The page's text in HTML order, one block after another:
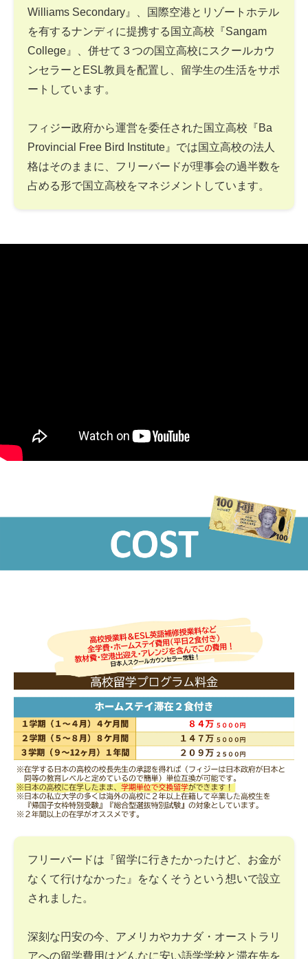
Williams Secondary』、国際空港とリゾートホテル
を有するナンディに提携する国立高校『Sangam
College』、併せて３つの国立高校にスクールカウ
ンセラーとESL教員を配置し、留学生の生活をサポ
ートしています。
フィジー政府から運営を委任された国立高校『Ba
Provincial Free Bird Institute』では国立高校の法人
格はそのままに、フリーバードが理事会の過半数を
占める形で国立高校をマネジメントしています。
フリーバードは『留学に行きたかったけど、お金が
なくて行けなかった』をなくそうという想いで設立
されました。
深刻な円安の今、アメリカやカナダ・オーストラリ
アへの留学費用はどんなに安い語学学校と滞在先を